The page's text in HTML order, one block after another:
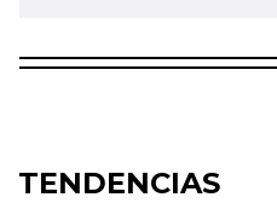
TENDENCIAS